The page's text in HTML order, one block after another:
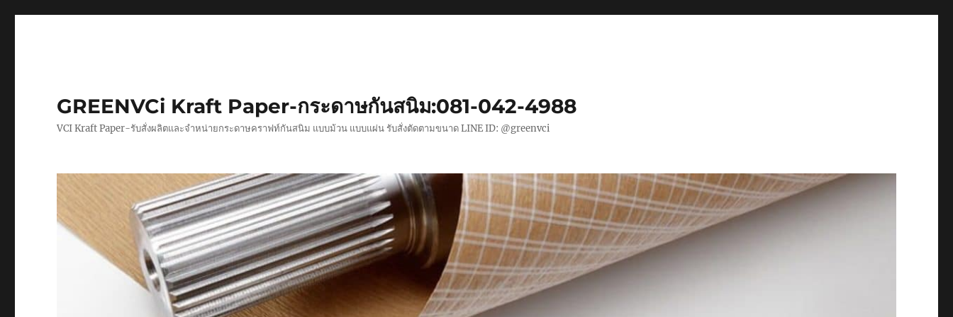
GREENVCi Kraft Paper-กระดาษกันสนิม:081-042-4988
VCI Kraft Paper-รับสั่งผลิตและจำหน่ายกระดาษคราฟท์กันสนิม แบบม้วน แบบแผ่น รับสั่งตัดตามขนาด LINE ID: @greenvci